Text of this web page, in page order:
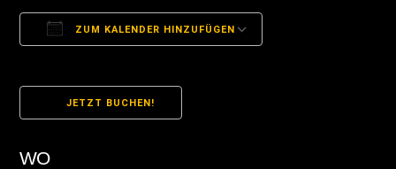
ZUM KALENDER HINZUFÜGEN
JETZT BUCHEN!
WO